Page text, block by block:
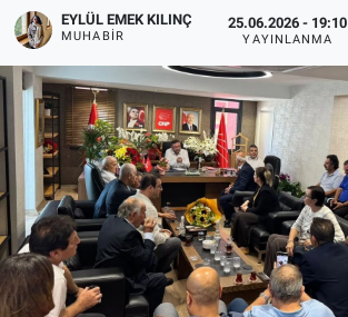
EYLÜL EMEK KILINÇ
MUHABIR
25.06.2026 - 19:10
YAYINLANMA